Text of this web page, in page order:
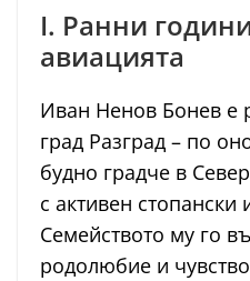
I. Ранни
авиацията
Иван Ненов Бонев е
град Разград – по
будно градче в
с активен стопански
Семейството му го
родолюбие и